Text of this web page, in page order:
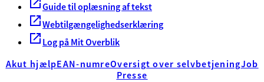
Guide til oplæsning af tekst
Webtilgængelighedserklæring
Log på Mit Overblik
Akut hjælpEAN-numreOversigt over selvbetjeningJob
Presse